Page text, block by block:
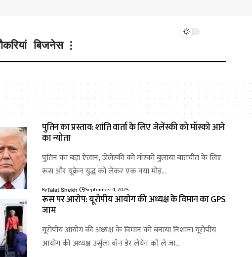
बिजनेस
पुतिन का प्रस्ताव: शांति वार्ता के लिए जेलेंस्की को मॉस्को आने
का न्योता
पुतिन का बड़ा ऐलान, जेलेंस्की को मॉस्को बुलाया बातचीत के लिए
रूस और यूक्रेन युद्ध को लेकर एक नया मोड़…
ByTalat Shekh September 4, 2025
रूस पर आरोप: यूरोपीय आयोग की अध्यक्ष के विमान का GPS
जाम
यूरोपीय आयोग की अध्यक्ष के विमान को बनाया निशाना यूरोपीय
आयोग की अध्यक्ष उर्सुला वॉन डेर लेयेन को ले जा…